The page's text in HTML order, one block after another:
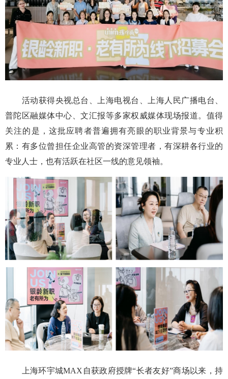
活动获得央视总台、上海电视台、上海人民广播电台、
普陀区融媒体中心、文汇报等多家权威媒体现场报道。值得
关注的是，这批应聘者普遍拥有亮眼的职业背景与专业积
累：有多位曾担任企业高管的资深管理者，有深耕各行业的
专业人士，也有活跃在社区一线的意见领袖。
上海环宇城MAX自获政府授牌“长者友好”商场以来，持